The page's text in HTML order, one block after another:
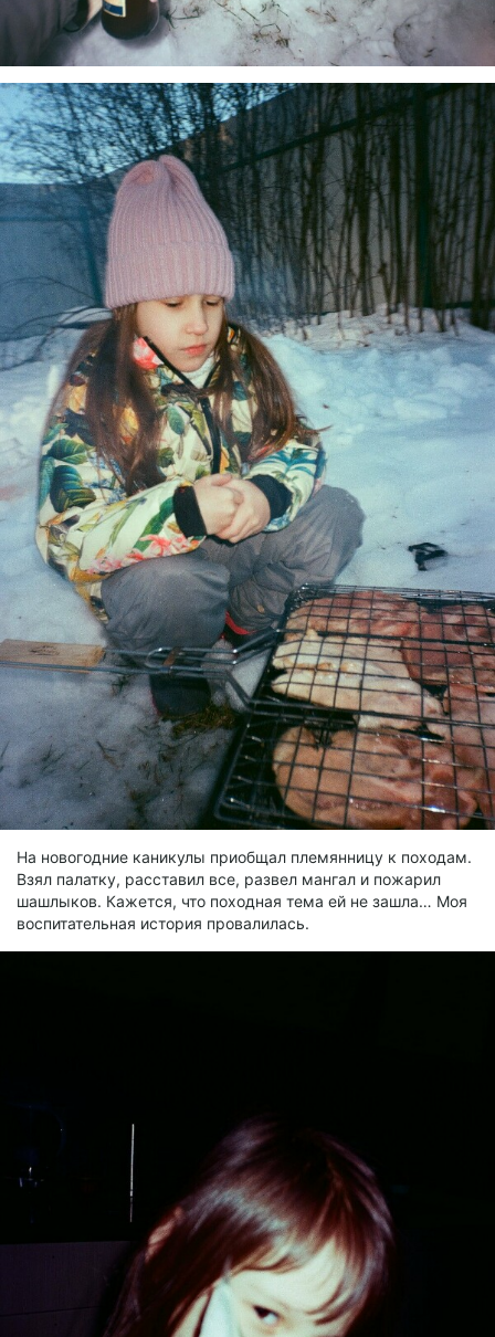
На новогодние каникулы приобщал племянницу к походам.
Взял палатку, расставил все, развел мангал и пожарил
шашлыков. Кажется, что походная тема ей не зашла… Моя
воспитательная история провалилась.